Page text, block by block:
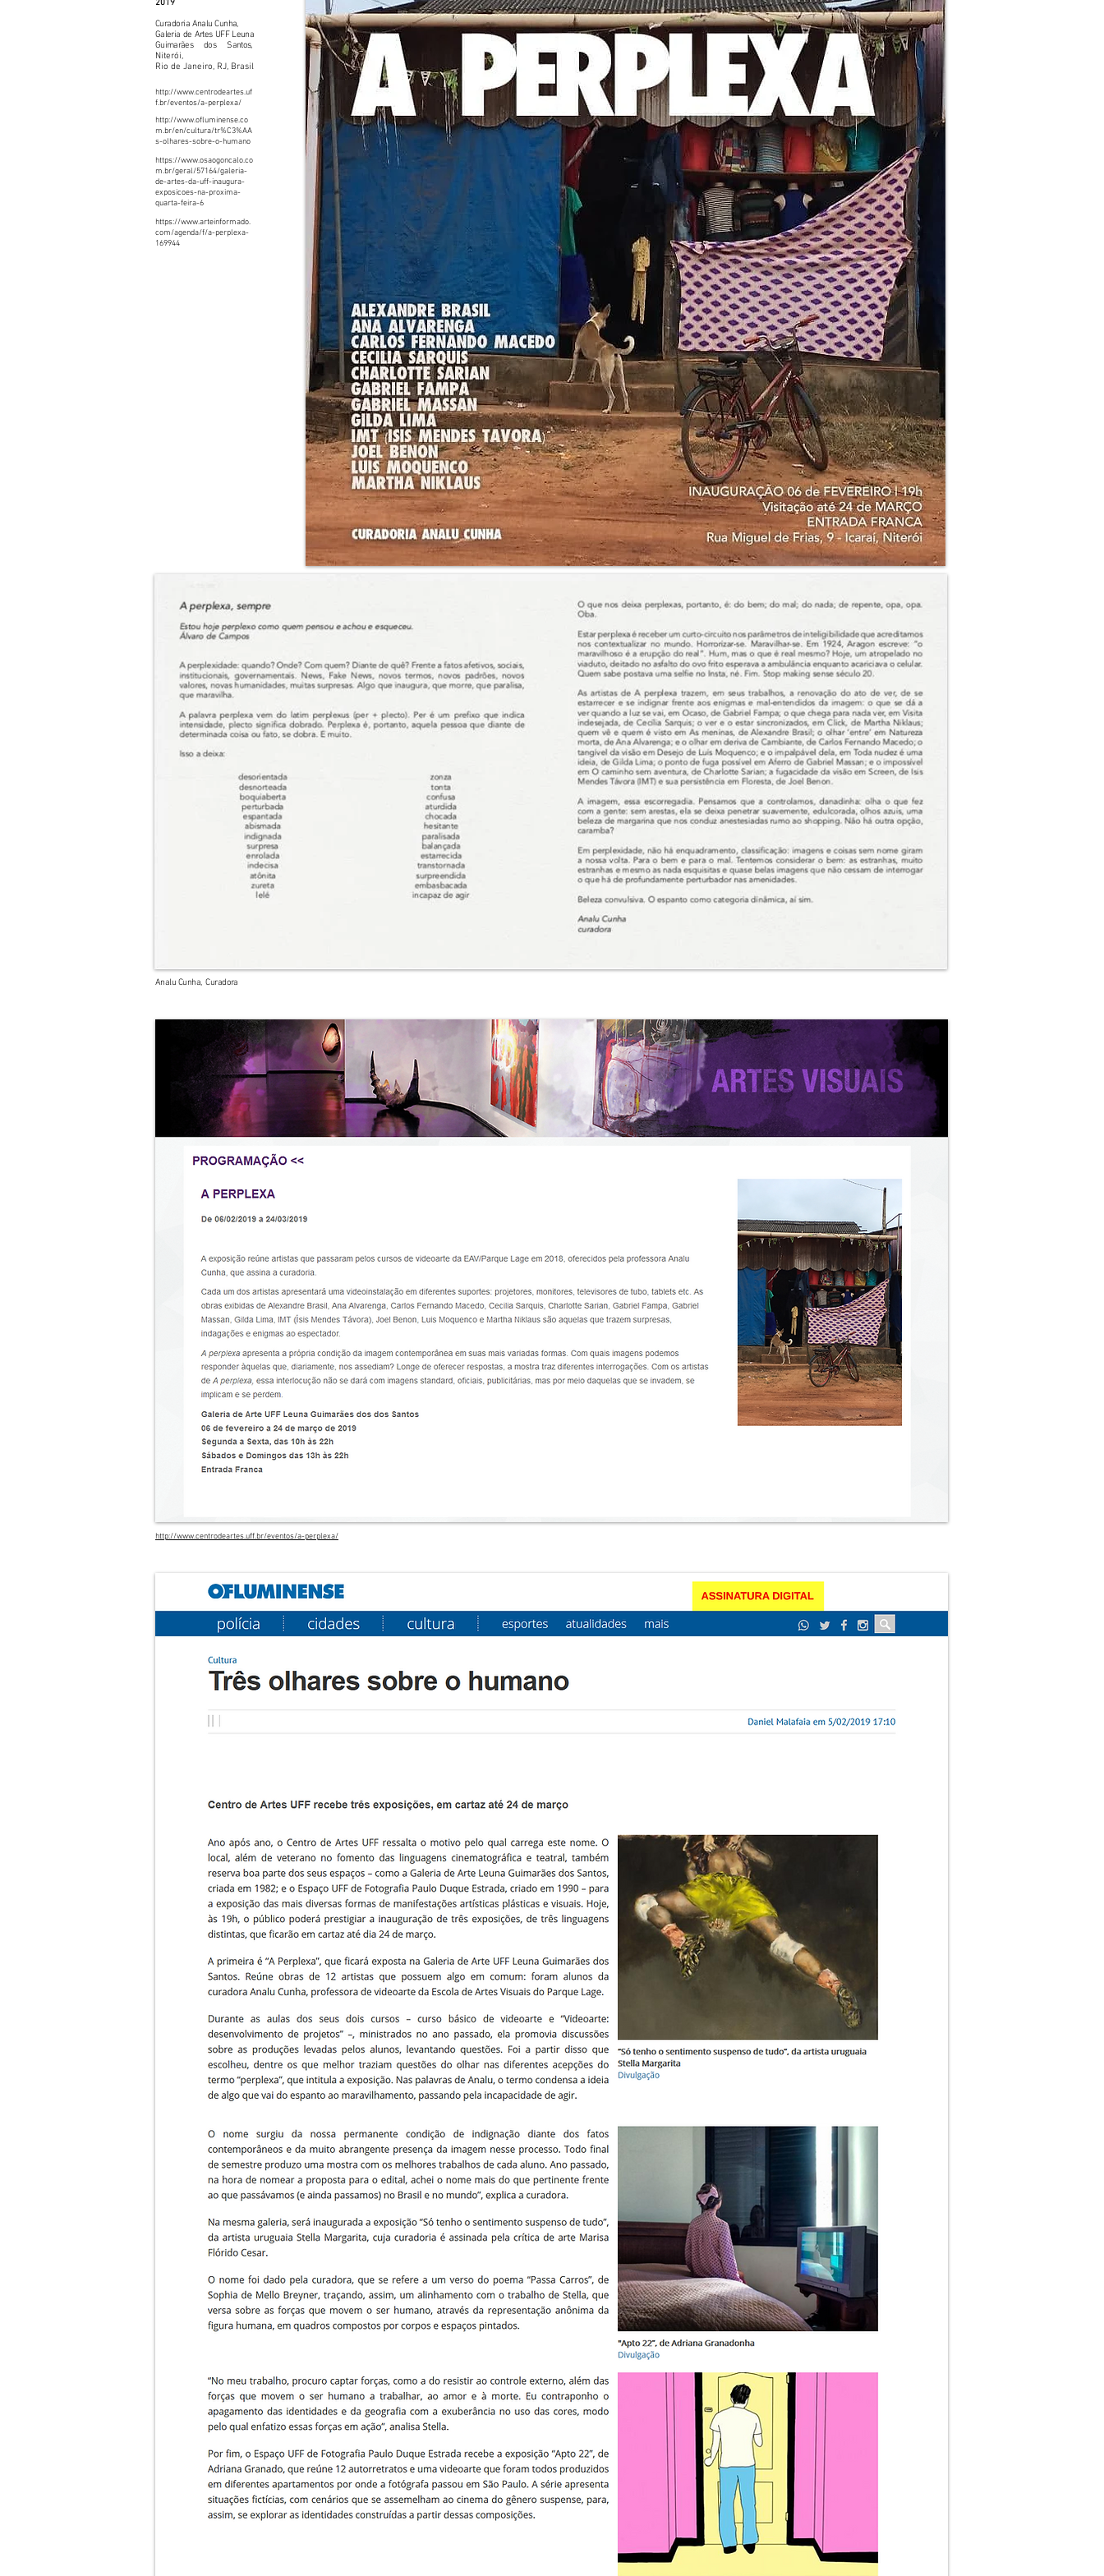
2019
Curadoria Analu Cunha,
Galeria de Artes UFF Leuna
Guimarães dos Santos,
Niterói,
Rio de Janeiro, RJ, Brasil
http://www.centrodeartes.uf
f.br/eventos/a-perplexa/
http://www.ofluminense.co
m.br/en/cultura/tr%C3%AA
s-olhares-sobre-o-humano
https://www.osaogoncalo.co
m.br/geral/57164/galeria-
de-artes-da-uff-inaugura-
exposicoes-na-proxima-
quarta-feira-6
https://www.arteinformado.
com/agenda/f/a-perplexa-
169944
Analu Cunha, Curadora
http://www.centrodeartes.uff.br/eventos/a-perplexa/